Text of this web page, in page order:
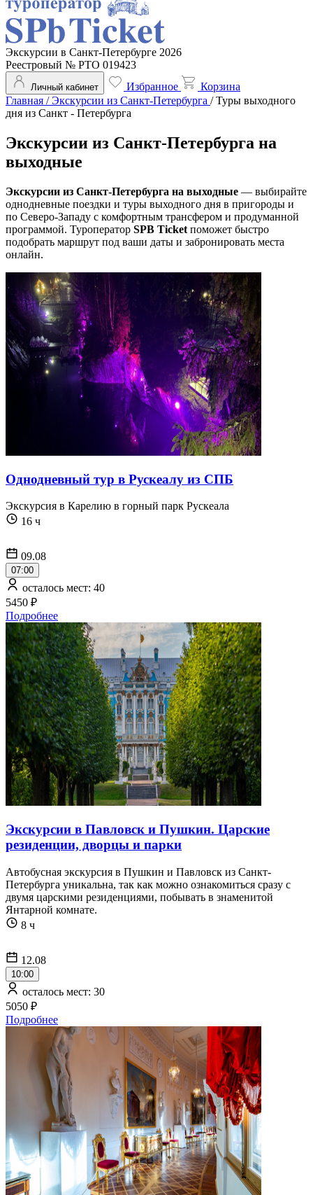
Экскурсии в Санкт-Петербурге 2026
Реестровый № РТО 019423
Личный кабинет Избранное
Корзина
Главная /Экскурсии из Санкт-Петербурга /Туры выходного
дня из Санкт - Петербурга
Экскурсии из Санкт-Петербурга на
выходные
Экскурсии из Санкт-Петербурга на выходные — выбирайте
однодневные поездки и туры выходного дня в пригороды и
по Северо-Западу с комфортным трансфером и продуманной
программой. Туроператор SPB Ticket поможет быстро
подобрать маршрут под ваши даты и забронировать места
онлайн.
Однодневный тур в Рускеалу из СПБ
Экскурсия в Карелию в горный парк Рускеала
16 ч
09.08
07:00
осталось мест: 40
5450 ₽
Подробнее
Экскурсии в Павловск и Пушкин. Царские
резиденции, дворцы и парки
Автобусная экскурсия в Пушкин и Павловск из Санкт-
Петербурга уникальна, так как можно ознакомиться сразу с
двумя царскими резиденциями, побывать в знаменитой
Янтарной комнате.
8 ч
12.08
10:00
осталось мест: 30
5050 ₽
Подробнее